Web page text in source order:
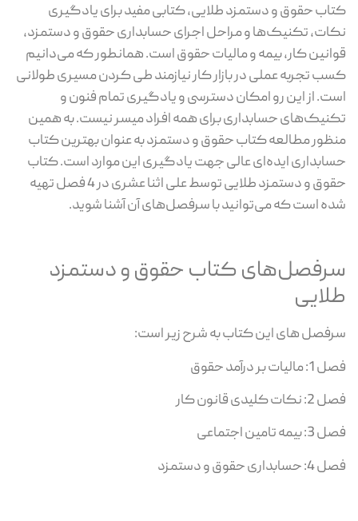
کتاب حقوق و دستمزد طلایی، کتابی مفید برای یادگیری
نکات، تکنیک‌ها و مراحل اجرای حسابداری حقوق و دستمزد،
قوانین کار، بیمه و مالیات حقوق است. همانطور که می‌دانیم
کسب تجربه عملی در بازار کار نیازمند طی کردن مسیری طولانی
است. از این رو امکان دسترسی و یادگیری تمام فنون و
تکنیک‌های حسابداری برای همه افراد میسر نیست. به همین
منظور مطالعه کتاب حقوق و دستمزد به عنوان بهترین کتاب
حسابداری ایده‌ای عالی جهت یادگیری این موارد است. کتاب
حقوق و دستمزد طلایی توسط علی اثنا عشری در 4 فصل تهیه
شده است که می‌توانید با سرفصل‌های آن آشنا شوید.
سرفصل‌های کتاب حقوق و دستمزد
طلایی
سرفصل های این کتاب به شرح زیر است:
فصل 1: مالیات بر درآمد حقوق
فصل 2: نکات کلیدی قانون کار
فصل 3: بیمه تامین اجتماعی
فصل 4: حسابداری حقوق و دستمزد